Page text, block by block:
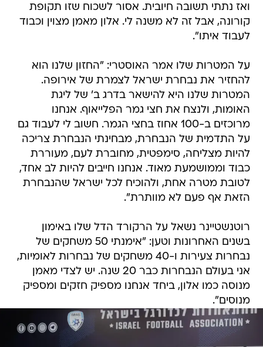
ואז נתתי תשובה חיובית. אסור לשכוח שזו תקופת
קורונה, אבל זה לא משנה לי. אלון מאמן מצוין וכבוד
לעבוד איתו".
על המטרות שלו אמר האוסטרי: "החזון שלנו הוא
להחזיר את נבחרת ישראל לצמרת של אירופה.
המטרות שלנו היא להישאר בדרג ב' של ליגת
האומות, ולנצח את חצי גמר הפלייאוף. אנחנו
מרוכזים ב-100 אחוז בחצי הגמר. חשוב לי לעבוד גם
על התדמית של הנבחרת, מבחינתי הנבחרת צריכה
להיות מצליחה, סימפטית, מחוברת לעם, מעוררת
כבוד וממושמעת מאוד. אנחנו חייבים להיות לב אחד,
לטובת מטרה אחת, ולהוכיח לכל ישראל שהנבחרת
הזאת אף פעם לא מוותרת".
רוטנשטיינר נשאל על הרקורד הדל שלו באימון
בשנים האחרונות וטען: "אימנתי 50 משחקים של
נבחרות צעירות ו-40 משחקים של נבחרות לאומיות,
אני בעולם הנבחרות כבר 20 שנה. יש לצדי מאמן
מנוסה כמו אלון, ביחד אנחנו מספיק חזקים ומספיק
מנוסים".